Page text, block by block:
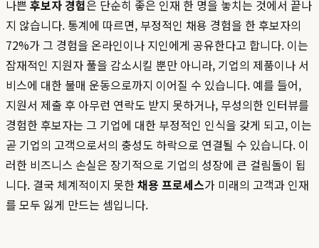
나쁜 후보자 경험은 단순히 좋은 인재 한 명을 놓치는 것에서 끝나
지 않습니다. 통계에 따르면, 부정적인 채용 경험을 한 후보자의
72%가 그 경험을 온라인이나 지인에게 공유한다고 합니다. 이는
잠재적인 지원자 풀을 감소시킬 뿐만 아니라, 기업의 제품이나 서
비스에 대한 불매 운동으로까지 이어질 수 있습니다. 예를 들어,
지원서 제출 후 아무런 연락도 받지 못하거나, 무성의한 인터뷰를
경험한 후보자는 그 기업에 대한 부정적인 인식을 갖게 되고, 이는
곧 기업의 고객으로서의 충성도 하락으로 연결될 수 있습니다. 이
러한 비즈니스 손실은 장기적으로 기업의 성장에 큰 걸림돌이 됩
니다. 결국 체계적이지 못한채용 프로세스가 미래의 고객과 인재
를 모두 잃게 만드는 셈입니다.